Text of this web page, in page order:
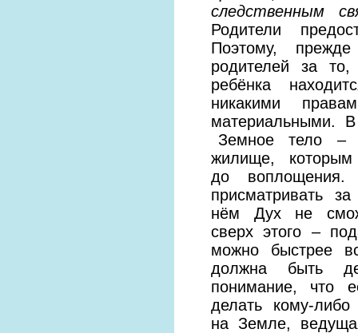
следственным
Родители
Поэтому,
родителей за
ребёнка
никакими
материальными.
Земное тело –
жилище, которым
до воплощения.
присматривать
нём Дух не
сверх этого –
можно быстрее
должна быть
понимание, что
делать кому-
на Земле,